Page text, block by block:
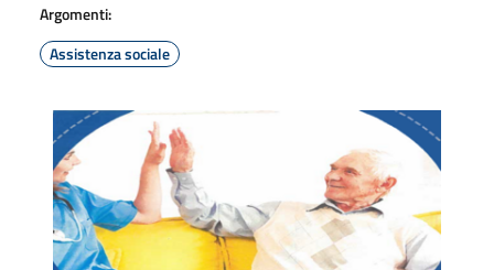
Argomenti:
Assistenza sociale